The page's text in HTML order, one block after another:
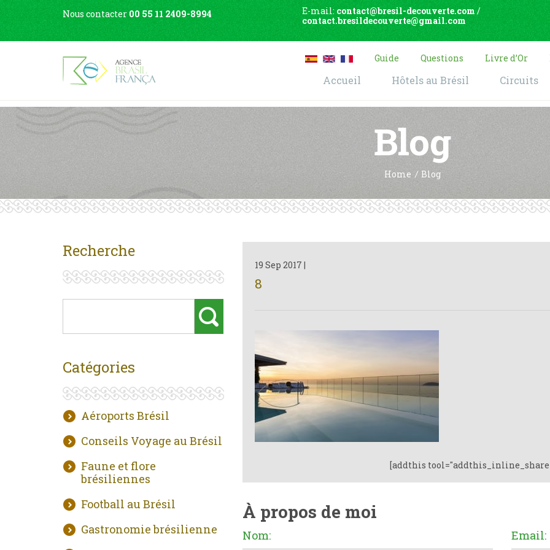
Nous contacter 00 55 11 2409-8994 E-mail: contact@bresil-decouverte.com /
contact.bresildecouverte@gmail.com
Guide Questions Livre d’Or
Accueil Hôtels au Brésil Circuits
Blog
Home Blog
Recherche
Catégories
Aéroports Brésil
Conseils Voyage au Brésil
Faune et flore
brésiliennes
Football au Brésil
Gastronomie brésilienne
19 Sep 2017 |
8
[addthis
À propos de moi
Nom: Email: